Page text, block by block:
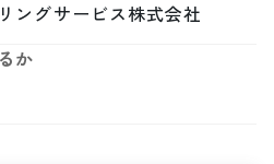
ングサービス株式会社
か